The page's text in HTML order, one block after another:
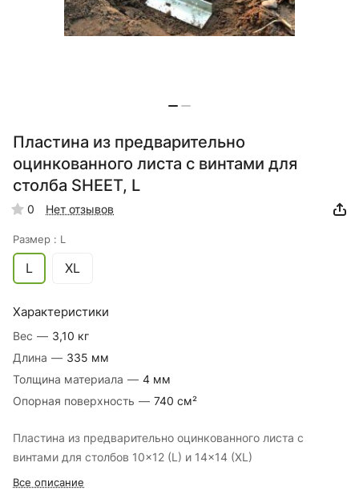
Пластина из предварительно
оцинкованного листа с винтами для
столба SHEET, L
0 Нет отзывов
Размер : L
L XL
Характеристики
Вес — 3,10 кг
Длина — 335 мм
Толщина материала — 4 мм
Опорная поверхность — 740 см²
Пластина из предварительно оцинкованного листа с
винтами для столбов 10x12 (L) и 14x14 (XL)
Все описание